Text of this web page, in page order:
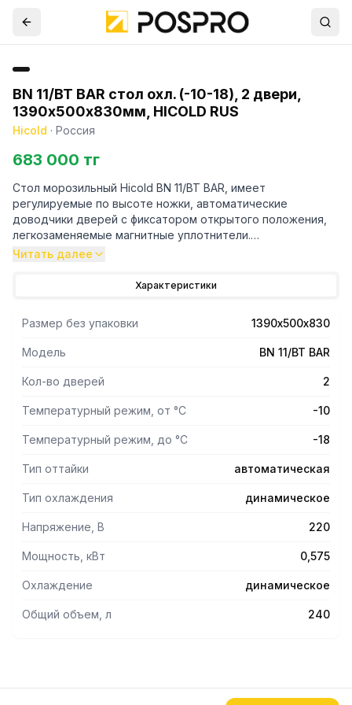
BN 11/BT BAR стол охл. (-10-18), 2 двери,
1390х500х830мм, HICOLD RUS
Hicold · Россия
683 000 тг
Стол морозильный Hicold BN 11/BT BAR, имеет
регулируемые по высоте ножки, автоматические
доводчики дверей с фиксатором открытого положения,
легкозаменяемые магнитные уплотнители.
- Материал столешницы: пластификат;
- Толщина теплоизоляции: 50 мм;
- Панель управления: электронная;
Читать далее
Характеристики
Размер без упаковки 1390х500х830
Модель BN 11/BT BAR
Кол-во дверей 2
Температурный режим, от °С -10
Температурный режим, до °С -18
Тип оттайки автоматическая
Тип охлаждения динамическое
Напряжение, В 220
Мощность, кВт 0,575
Охлаждение динамическое
Общий объем, л 240